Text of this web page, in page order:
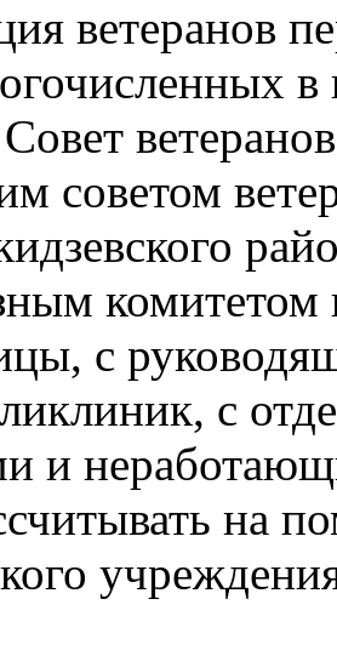
ветеранов
в
советом
комитетом
с
с
и
на